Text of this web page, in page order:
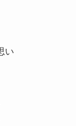
い